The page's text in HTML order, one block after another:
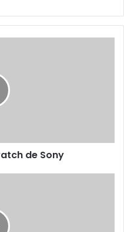
de Sony